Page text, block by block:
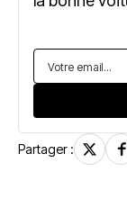
Partager :